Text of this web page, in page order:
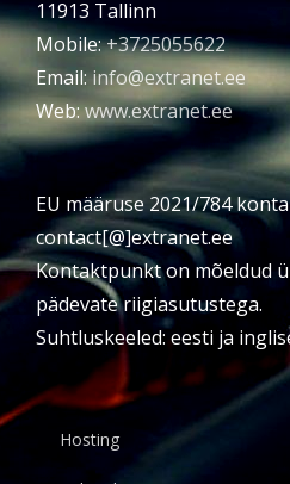
11913 Tallinn
Mobile:+3725055622
Email:info@extranet.ee
Web:www.extranet.ee
EU määruse 2021/784
contact[@]extranet.ee
Kontaktpunkt on mõeldud
pädevate riigiasutustega.
Suhtluskeeled: eesti ja
Hosting